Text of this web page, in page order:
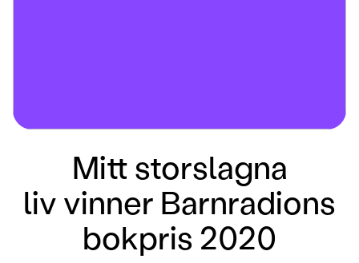
Mitt storslagna
liv vinner Barnradions
bokpris 2020